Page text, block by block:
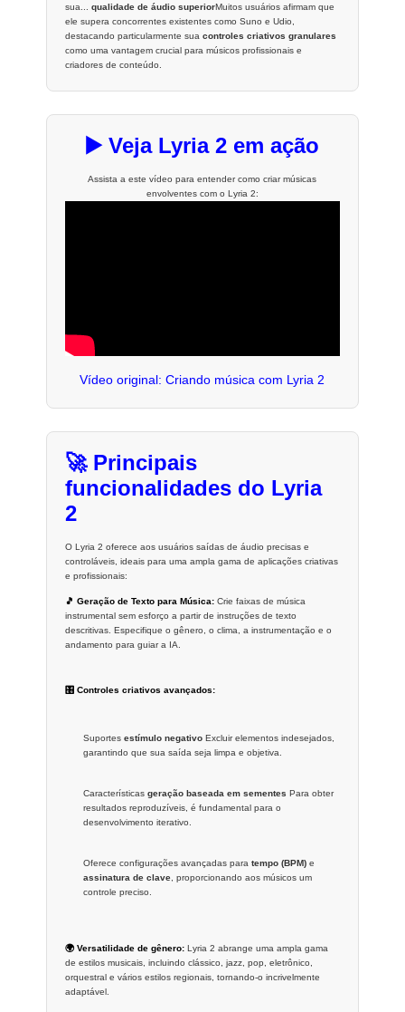
sua...qualidade de áudio superiorMuitos usuários afirmam que
ele supera concorrentes existentes como Suno e Udio,
destacando particularmente suacontroles criativos granulares
como uma vantagem crucial para músicos profissionais e
criadores de conteúdo.
▶️ Veja Lyria 2 em ação
Assista a este vídeo para entender como criar músicas
envolventes com o Lyria 2:
Vídeo original: Criando música com Lyria 2
🚀 Principais
funcionalidades do Lyria
2
O Lyria 2 oferece aos usuários saídas de áudio precisas e
controláveis, ideais para uma ampla gama de aplicações criativas
e profissionais:
🎵 Geração de Texto para Música: Crie faixas de música
instrumental sem esforço a partir de instruções de texto
descritivas. Especifique o gênero, o clima, a instrumentação e o
andamento para guiar a IA.
🎛️ Controles criativos avançados:
Suportesestímulo negativo Excluir elementos indesejados,
garantindo que sua saída seja limpa e objetiva.
Característicasgeração baseada em sementes Para obter
resultados reproduzíveis, é fundamental para o
desenvolvimento iterativo.
Oferece configurações avançadas paratempo (BPM) e
assinatura de clave , proporcionando aos músicos um
controle preciso.
🌍 Versatilidade de gênero: Lyria 2 abrange uma ampla gama
de estilos musicais, incluindo clássico, jazz, pop, eletrônico,
orquestral e vários estilos regionais, tornando-o incrivelmente
adaptável.